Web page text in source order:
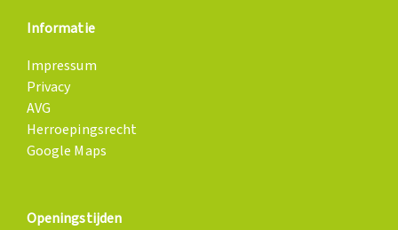
Informatie
Impressum
Privacy
AVG
Herroepingsrecht
Google Maps
Openingstijden